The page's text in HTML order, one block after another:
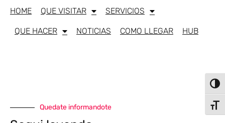
HOME QUE VISITAR SERVICIOS
QUE HACER NOTICIAS COMO LLEGAR HUB
Quedate informandote